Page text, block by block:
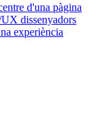
d'una pàgina
dissenyadors
experiència